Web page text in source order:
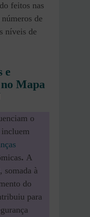
feitos nas
de
níveis de
e
Mapa
o
. A
somada à
do
para